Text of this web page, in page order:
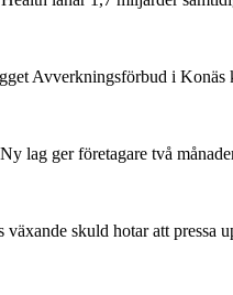
Avverkningsförbud i
lag ger företagare två
skuld hotar att pressa